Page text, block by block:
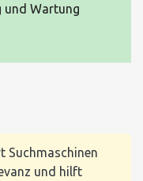
und Wartung
Suchmaschinen
und hilft